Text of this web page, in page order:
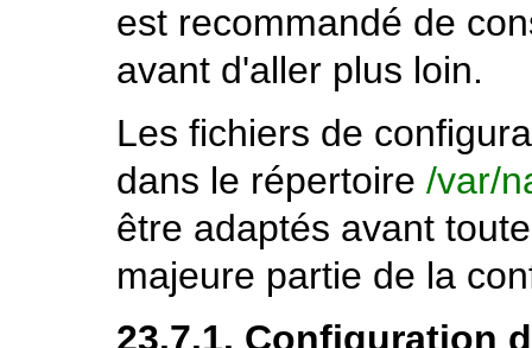
est recommandé de
avant d'aller plus loin.
Les fichiers de
dans le répertoire /var/
être adaptés avant
majeure partie de la
23.7.1. Configuration